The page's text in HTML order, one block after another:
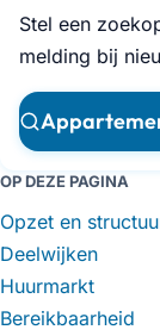
Stel een
melding bij
OP DEZE PAGINA
Opzet en
Deelwijken
Huurmarkt
Bereikbaarheid